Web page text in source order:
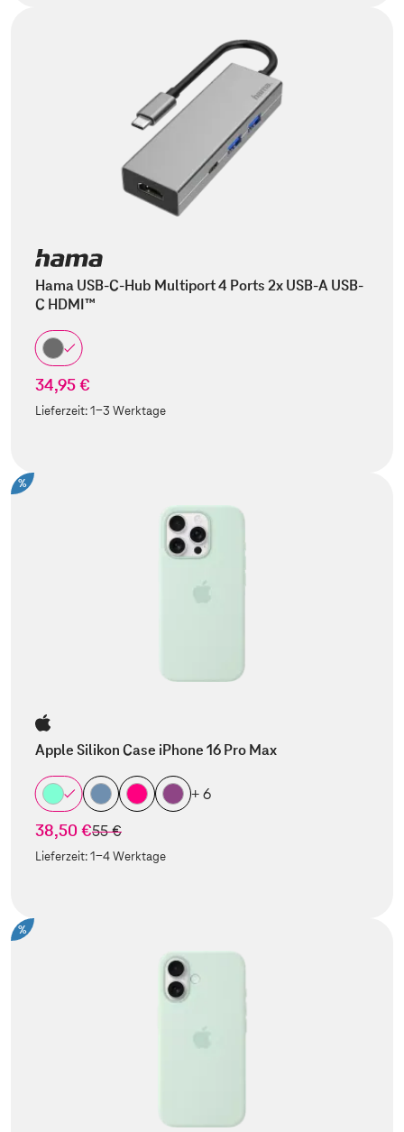
Hama USB-C-Hub Multiport 4 Ports 2x USB-A USB-
C HDMI™
34,95 €
Lieferzeit:1-3 Werktage
%
Apple Silikon Case iPhone 16 Pro Max
+ 6
38,50 €statt
55 €
Lieferzeit:1-4 Werktage
%